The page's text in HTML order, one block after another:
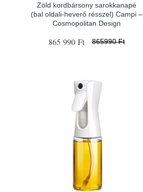
Zöld kordbársony sarokkanapé
(bal oldali-heverő résszel) Campi –
Cosmopolitan Design
865 990 Ft 865990 Ft